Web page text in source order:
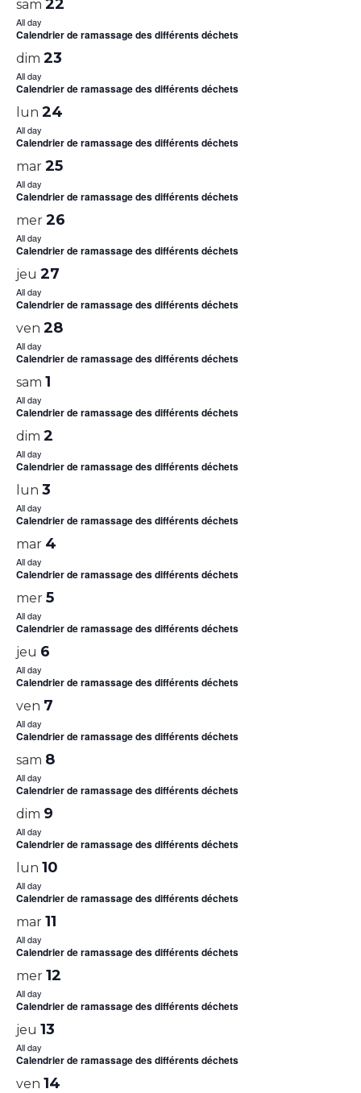
sam 22
All day
Calendrier de ramassage des différents déchets
dim 23
All day
Calendrier de ramassage des différents déchets
lun 24
All day
Calendrier de ramassage des différents déchets
mar 25
All day
Calendrier de ramassage des différents déchets
mer 26
All day
Calendrier de ramassage des différents déchets
jeu 27
All day
Calendrier de ramassage des différents déchets
ven 28
All day
Calendrier de ramassage des différents déchets
sam 1
All day
Calendrier de ramassage des différents déchets
dim 2
All day
Calendrier de ramassage des différents déchets
lun 3
All day
Calendrier de ramassage des différents déchets
mar 4
All day
Calendrier de ramassage des différents déchets
mer 5
All day
Calendrier de ramassage des différents déchets
jeu 6
All day
Calendrier de ramassage des différents déchets
ven 7
All day
Calendrier de ramassage des différents déchets
sam 8
All day
Calendrier de ramassage des différents déchets
dim 9
All day
Calendrier de ramassage des différents déchets
lun 10
All day
Calendrier de ramassage des différents déchets
mar 11
All day
Calendrier de ramassage des différents déchets
mer 12
All day
Calendrier de ramassage des différents déchets
jeu 13
All day
Calendrier de ramassage des différents déchets
ven 14